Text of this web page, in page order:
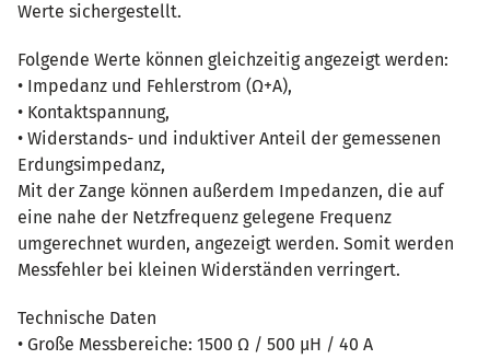
Werte sichergestellt.
Folgende Werte können gleichzeitig angezeigt werden:
• Impedanz und Fehlerstrom (Ω+A),
• Kontaktspannung,
• Widerstands- und induktiver Anteil der gemessenen
Erdungsimpedanz,
Mit der Zange können außerdem Impedanzen, die auf
eine nahe der Netzfrequenz gelegene Frequenz
umgerechnet wurden, angezeigt werden. Somit werden
Messfehler bei kleinen Widerständen verringert.
Technische Daten
• Große Messbereiche: 1500 Ω / 500 µH / 40 A